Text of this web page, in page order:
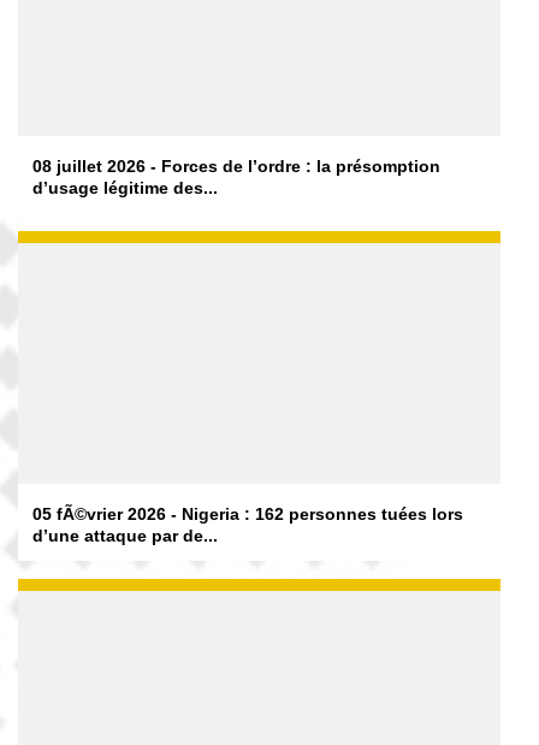
08 juillet 2026 - Forces de l’ordre : la présomption
d’usage légitime des...
05 fÃ©vrier 2026 - Nigeria : 162 personnes tuées lors
d’une attaque par de...